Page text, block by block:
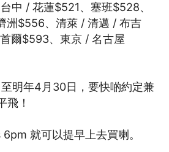
中 / 花蓮$521、塞班$528、
洲$556、清萊 / 清邁 / 布吉
爾$593、東京 / 名古屋
明年4月30日，要快啲約定兼
飛！
就可以提早上去買喇。